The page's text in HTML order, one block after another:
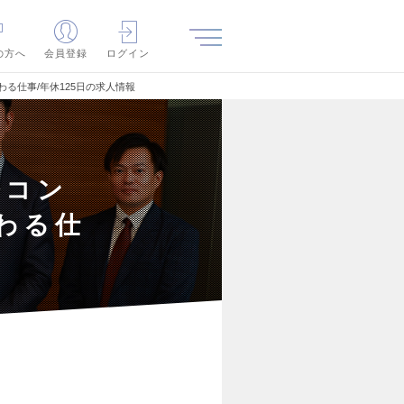
方へ 会員登録 ログイン
る仕事/年休125日の求人情報
コン
る仕